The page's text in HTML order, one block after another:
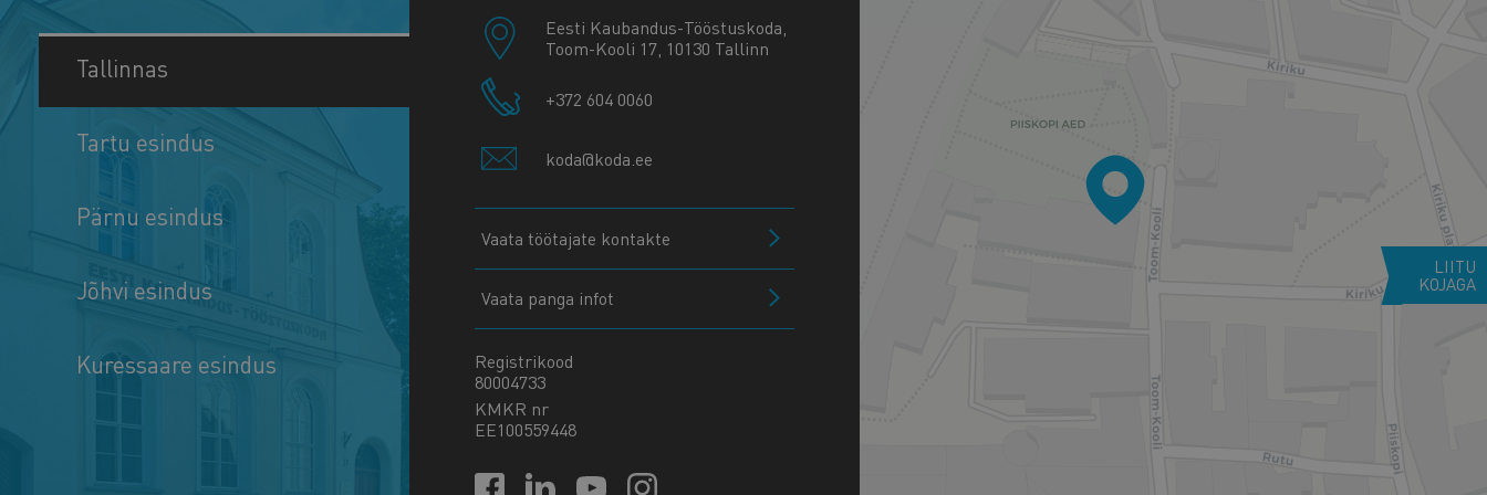
Tallinnas
Tartu esindus
Pärnu esindus
Jõhvi esindus
Kuressaare esindus
Eesti Kaubandus-Tööstuskoda,
Toom-Kooli 17, 10130 Tallinn
+372 604 0060
koda@koda.ee
Vaata töötajate kontakte
Vaata panga infot
Registrikood
80004733
KMKR nr
EE100559448
LIITU
KOJAGA